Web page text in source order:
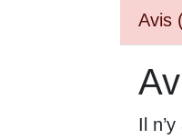
Avis
Il